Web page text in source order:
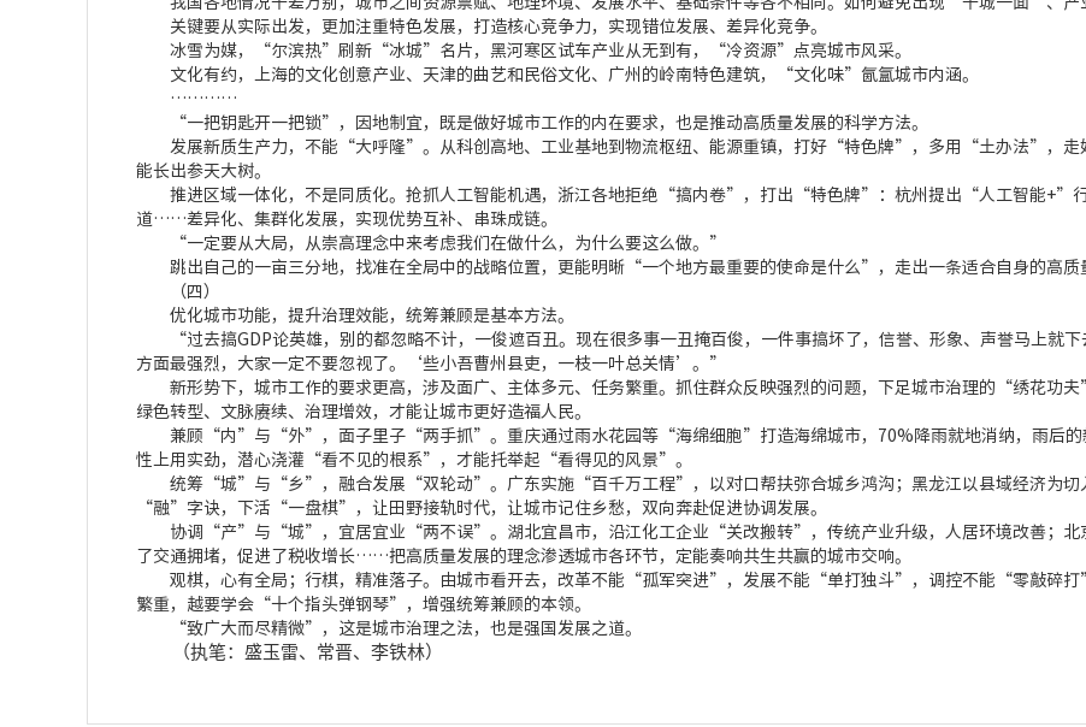
关键要从实际出发，更加注重特色发展，打造核心竞争力，实现错位发展、差异化竞争。
冰雪为媒，“尔滨热”刷新“冰城”名片，黑河寒区试车产业从无到有，“冷资源”点亮城市风采。
文化有约，上海的文化创意产业、天津的曲艺和民俗文化、广州的岭南特色建筑，“文化味”氤氲城市内涵。
…………
“一把钥匙开一把锁”，因地制宜，既是做好城市工作的内在要求，也是推动高质量发展的科学方法。
发展新质生产力，不能“大呼隆”。从科创高地、工业基地到物流枢纽、能源重镇，打好“特色牌”，多用“土办法”，走
能长出参天大树。
推进区域一体化，不是同质化。抢抓人工智能机遇，浙江各地拒绝“搞内卷”，打出“特色牌”：杭州提出“人工智能+”行
道……差异化、集群化发展，实现优势互补、串珠成链。
“一定要从大局，从崇高理念中来考虑我们在做什么，为什么要这么做。”
跳出自己的一亩三分地，找准在全局中的战略位置，更能明晰“一个地方最重要的使命是什么”，走出一条适合自身的高质
（四）
优化城市功能，提升治理效能，统筹兼顾是基本方法。
“过去搞GDP论英雄，别的都忽略不计，一俊遮百丑。现在很多事一丑掩百俊，一件事搞坏了，信誉、形象、声誉马上就
方面最强烈，大家一定不要忽视了。‘些小吾曹州县吏，一枝一叶总关情’。”
新形势下，城市工作的要求更高，涉及面广、主体多元、任务繁重。抓住群众反映强烈的问题，下足城市治理的“绣花功夫
绿色转型、文脉赓续、治理增效，才能让城市更好造福人民。
兼顾“内”与“外”，面子里子“两手抓”。重庆通过雨水花园等“海绵细胞”打造海绵城市，70%降雨就地消纳，雨后的
性上用实劲，潜心浇灌“看不见的根系”，才能托举起“看得见的风景”。
统筹“城”与“乡”，融合发展“双轮动”。广东实施“百千万工程”，以对口帮扶弥合城乡鸿沟；黑龙江以县域经济为切
“融”字诀，下活“一盘棋”，让田野接轨时代，让城市记住乡愁，双向奔赴促进协调发展。
协调“产”与“城”，宜居宜业“两不误”。湖北宜昌市，沿江化工企业“关改搬转”，传统产业升级，人居环境改善；北
了交通拥堵，促进了税收增长……把高质量发展的理念渗透城市各环节，定能奏响共生共赢的城市交响。
观棋，心有全局；行棋，精准落子。由城市看开去，改革不能“孤军突进”，发展不能“单打独斗”，调控不能“零敲碎
繁重，越要学会“十个指头弹钢琴”，增强统筹兼顾的本领。
“致广大而尽精微”，这是城市治理之法，也是强国发展之道。
（执笔：盛玉雷、常晋、李铁林）